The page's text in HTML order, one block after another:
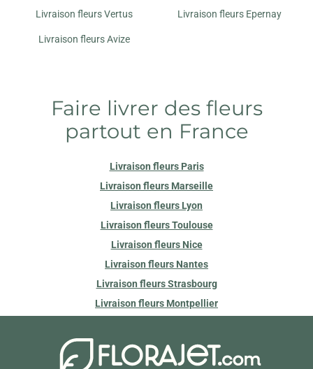
Livraison fleurs Vertus Livraison fleurs Epernay
Livraison fleurs Avize
Faire livrer des fleurs
partout en France
Livraison fleurs Paris
Livraison fleurs Marseille
Livraison fleurs Lyon
Livraison fleurs Toulouse
Livraison fleurs Nice
Livraison fleurs Nantes
Livraison fleurs Strasbourg
Livraison fleurs Montpellier